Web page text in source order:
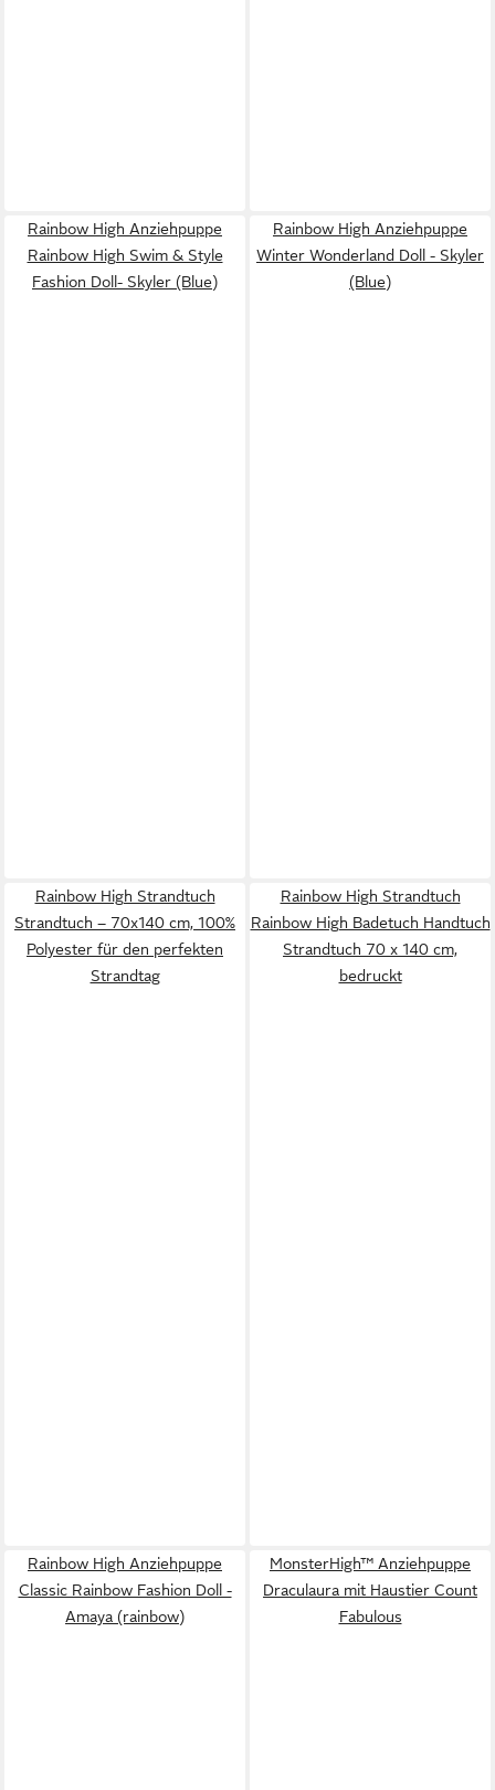
Rainbow High Anziehpuppe
Rainbow High Swim & Style
Fashion Doll- Skyler (Blue)
Rainbow High Anziehpuppe
Winter Wonderland Doll - Skyler
(Blue)
Rainbow High Strandtuch
Strandtuch – 70x140 cm, 100%
Polyester für den perfekten
Strandtag
Rainbow High Strandtuch
Rainbow High Badetuch Handtuch
Strandtuch 70 x 140 cm,
bedruckt
Rainbow High Anziehpuppe
Classic Rainbow Fashion Doll -
Amaya (rainbow)
MonsterHigh™ Anziehpuppe
Draculaura mit Haustier Count
Fabulous